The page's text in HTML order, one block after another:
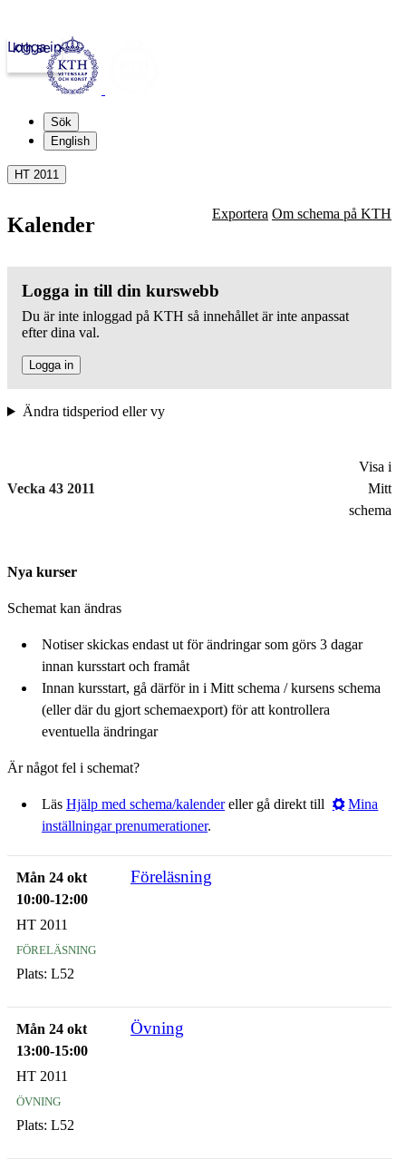
kth.se
Logga in
Sök
English
HT 2011
Kalender Exportera Om schema på KTH
Logga in till din kurswebb
Du är inte inloggad på KTH så innehållet är inte anpassat
efter dina val.
Logga in
Ändra tidsperiod eller vy
Vecka 43 2011
Visa i
Mitt
schema
Nya kurser
Schemat kan ändras
Notiser skickas endast ut för ändringar som görs 3 dagar
innan kursstart och framåt
Innan kursstart, gå därför in i Mitt schema / kursens schema
(eller där du gjort schemaexport) för att kontrollera
eventuella ändringar
Är något fel i schemat?
Läs Hjälp med schema/kalendereller gå direkt till
Mina
inställningar prenumerationer.
Mån 24 okt
10:00-12:00
Föreläsning
HT 2011
föreläsning
Plats: L52
Mån 24 okt
13:00-15:00
Övning
HT 2011
övning
Plats: L52